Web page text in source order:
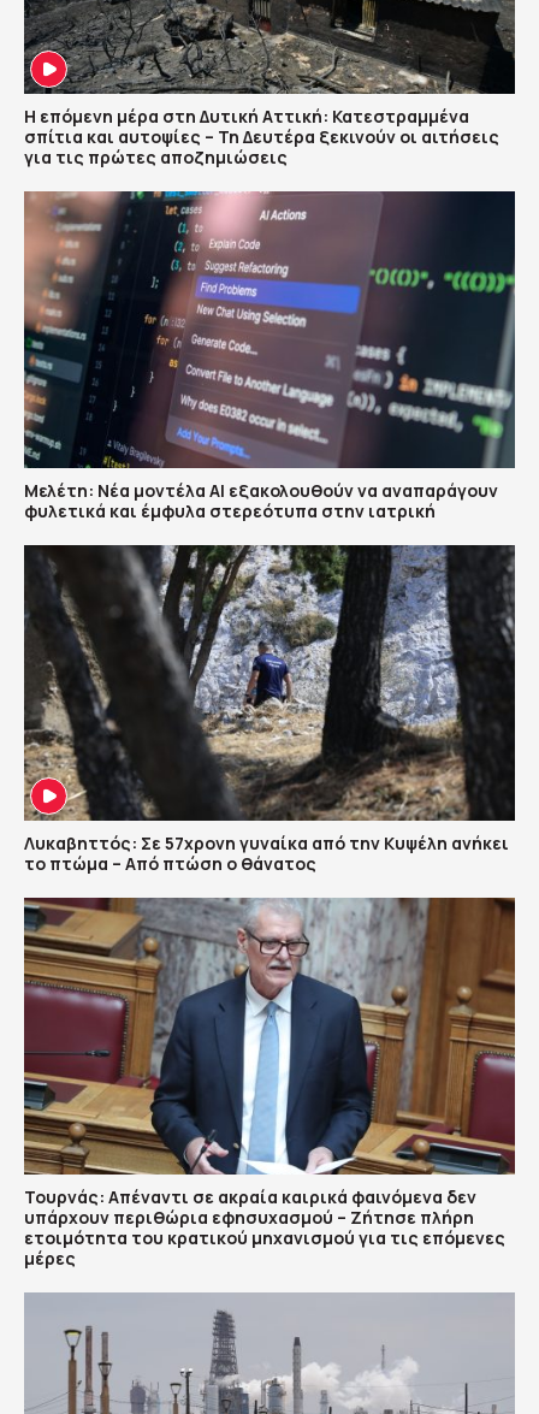
Η επόμενη μέρα στη Δυτική Αττική: Κατεστραμμένα
σπίτια και αυτοψίες – Τη Δευτέρα ξεκινούν οι αιτήσεις
για τις πρώτες αποζημιώσεις
Μελέτη: Νέα μοντέλα ΑΙ εξακολουθούν να αναπαράγουν
φυλετικά και έμφυλα στερεότυπα στην ιατρική
Λυκαβηττός: Σε 57χρονη γυναίκα από την Κυψέλη ανήκει
το πτώμα – Από πτώση ο θάνατος
Τουρνάς: Απέναντι σε ακραία καιρικά φαινόμενα δεν
υπάρχουν περιθώρια εφησυχασμού – Ζήτησε πλήρη
ετοιμότητα του κρατικού μηχανισμού για τις επόμενες
μέρες